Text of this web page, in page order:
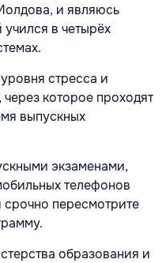
и являюсь
в четырёх
стресса и
которое проходят
выпускных
экзаменами,
телефонов
пересмотрите
образования и